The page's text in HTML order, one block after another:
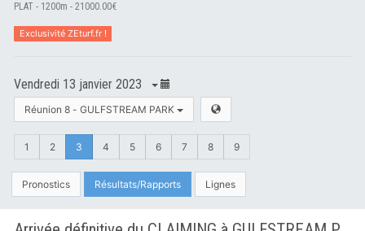
PLAT - 1200m - 21000.00€
Exclusivité ZEturf.fr !
Vendredi 13 janvier 2023
Réunion 8 - GULFSTREAM PARK
1 2 3 4 5 6 7 8 9
Pronostics Résultats/Rapports Lignes